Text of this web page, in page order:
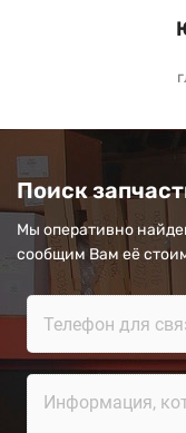
Поиск
Мы оперативно
сообщим Вам её